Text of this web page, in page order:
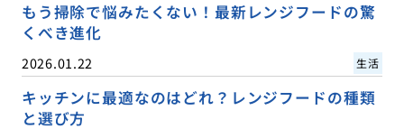
もう掃除で悩みたくない！最新レンジフードの驚
くべき進化
2026.01.22 生活
キッチンに最適なのはどれ？レンジフードの種類
と選び方